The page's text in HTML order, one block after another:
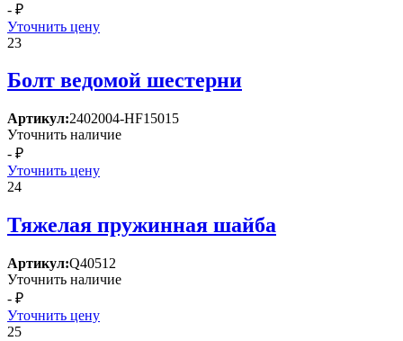
- ₽
Уточнить цену
23
Болт ведомой шестерни
Артикул:2402004-HF15015
Уточнить наличие
- ₽
Уточнить цену
24
Тяжелая пружинная шайба
Артикул:Q40512
Уточнить наличие
- ₽
Уточнить цену
25